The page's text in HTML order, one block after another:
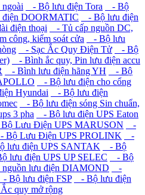
- Bộ lưu điện Tora
- Bộ
DOORMATIC
- Bộ lưu điện
điện thoại
- Tủ cấp nguồn DC,
công, kiểm soát cửa
- Bộ lưu
- Sạc Ắc Quy Điện Tử
- Bộ
- Bình ắc quy, Pin lưu điện accu
- Bình lưu điện hãng YH
- Bộ
- Bộ lưu điện cho cổng
Hyundai
- Bộ lưu điện
- Bộ lưu điện sóng Sin chuẩn,
3 pha
- Bộ lưu điện UPS Eaton
Lưu Điện UPS MARUSON
-
Bộ Lưu Điện UPS PROLINK
-
lưu điện UPS SANTAK
- Bộ
lưu điện UPS UP SELEC
- Bộ
lưu điện DIAMOND
-
- Bộ lưu điện FSP
- Bộ lưu điện
quy mở rộng